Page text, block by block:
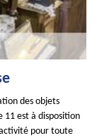
des objets
11 est à disposition
activité pour toute